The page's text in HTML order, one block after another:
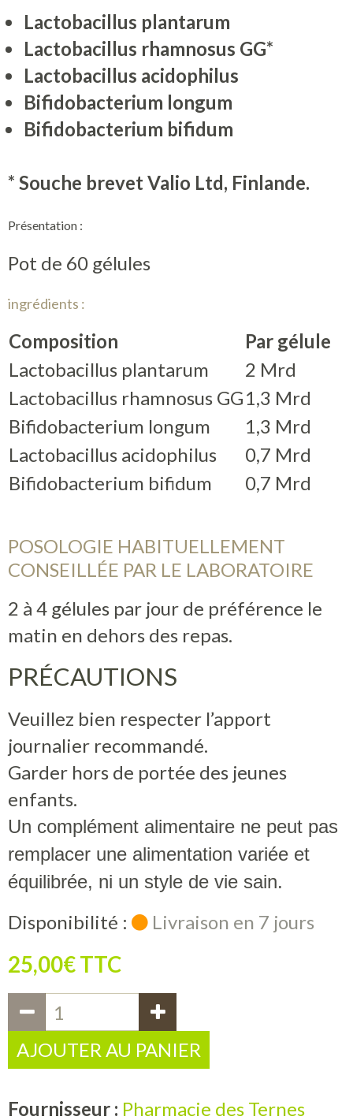
Lactobacillus plantarum
Lactobacillus rhamnosus GG*
Lactobacillus acidophilus
Bifidobacterium longum
Bifidobacterium bifidum
* Souche brevet Valio Ltd, Finlande.
Présentation :
Pot de 60 gélules
ingrédients :
Composition
Par gélule
Lactobacillus plantarum
2 Mrd
Lactobacillus rhamnosus GG1,3 Mrd
Bifidobacterium longum
1,3 Mrd
Lactobacillus acidophilus
0,7 Mrd
Bifidobacterium bifidum
0,7 Mrd
POSOLOGIE HABITUELLEMENT
CONSEILLÉE PAR LE LABORATOIRE
2 à 4 gélules par jour de préférence le
matin en dehors des repas.
PRÉCAUTIONS
Veuillez bien respecter l’apport
journalier recommandé.
Garder hors de portée des jeunes
enfants.
Un complément alimentaire ne peut pas
remplacer une alimentation variée et
équilibrée, ni un style de vie sain.
Disponibilité : Livraison en 7 jours
25,00€ TTC
AJOUTER AU PANIER
Fournisseur : Pharmacie des Ternes